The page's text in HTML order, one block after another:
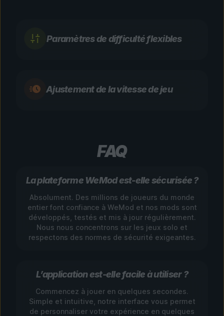
Paramètres de difficulté flexibles
Ajustement de la vitesse de jeu
FAQ
La plateforme WeMod est-elle sécurisée ?
Absolument. Des millions de joueurs du monde
entier font confiance à WeMod et nos mods sont
développés, testés et mis à jour régulièrement.
Nous nous concentrons sur les jeux solo et
respectons des normes de sécurité exigeantes.
L’application est-elle facile à utiliser ?
Commencez à jouer en quelques secondes.
Simple et intuitive, notre interface vous permet
de personnaliser votre expérience en quelques